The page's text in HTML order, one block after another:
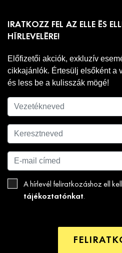
IRATKOZZ FEL AZ ELLE ÉS
HÍRLEVELÉRE!
Előfizetői akciók, exkluzív
cikkajánlók. Értesülj elsőként a
és less be a kulisszák mögé!
A hírlevél feliratkozáshoz ell
tájékoztatónkat.